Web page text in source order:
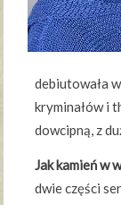
debiutowała
kryminałów i
dowcipną, z
Jak kamień w
dwie części